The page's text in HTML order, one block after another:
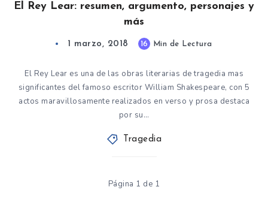
El Rey Lear: resumen, argumento, personajes y
más
1 marzo, 2018 16 Min de Lectura
El Rey Lear es una de las obras literarias de tragedia mas
significantes del famoso escritor William Shakespeare, con 5
actos maravillosamente realizados en verso y prosa destaca
por su…
Tragedia
Página 1 de 1